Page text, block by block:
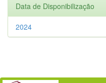
Data de Disponibilização
2024